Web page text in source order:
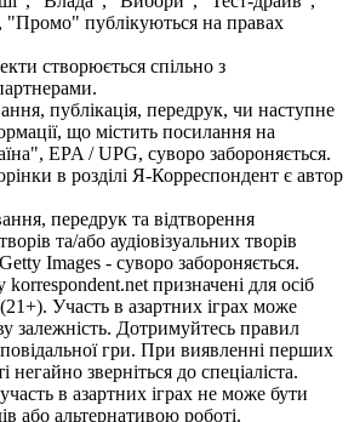
публікуються на правах
створюється спільно з
публікація, передрук, чи наступне
що містить посилання на
EPA / UPG, суворо забороняється.
в розділі Я-Корреспондент є автор
передрук та відтворення
та/або аудіовізуальних творів
Images - суворо забороняється.
korrespondent.net призначені для осіб
Участь в азартних іграх може
залежність. Дотримуйтесь правил
гри. При виявленні перших
негайно зверніться до спеціаліста.
в азартних іграх не може бути
або альтернативою роботі.